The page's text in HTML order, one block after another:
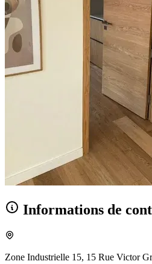
Informations de
Zone Industrielle 15, 15 Rue Victor